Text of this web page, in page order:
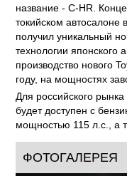
название - C-HR.
токийском автосалоне
получил уникальный
технологии японского
производство нового
году, на мощностях
Для российского
будет доступен с
мощностью 115 л.с., а
ФОТОГАЛЕРЕЯ